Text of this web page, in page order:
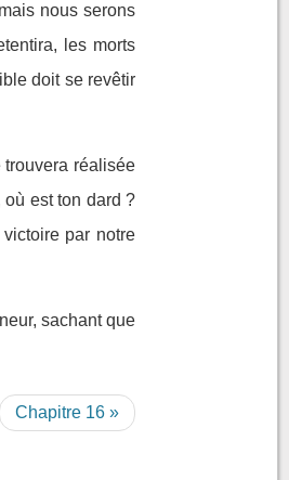
nous serons
les morts
doit se revêtir
trouvera réalisée
où est ton dard ?
par notre
sachant que
Chapitre 16 »